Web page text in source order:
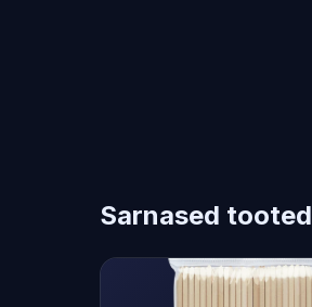
Sarnased tooted